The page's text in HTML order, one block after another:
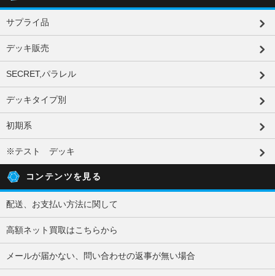
サプライ品
デッキ販売
SECRET,パラレル
デッキタイプ別
初期系
※テスト デッキ
コンテンツを見る
配送、お支払い方法に関して
高額ネット買取はこちらから
メールが届かない、問い合わせの返事が無い場合